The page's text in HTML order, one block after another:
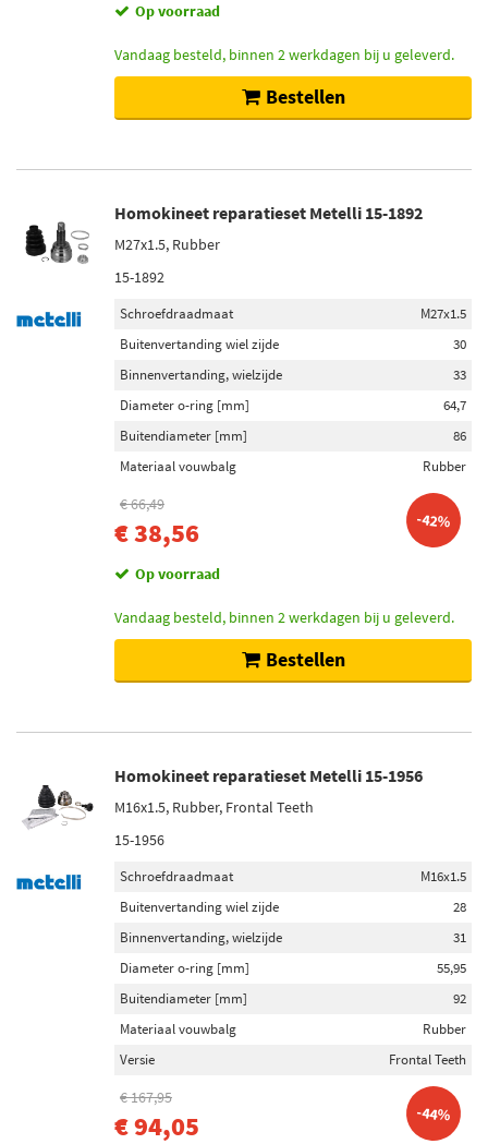
Op voorraad
Vandaag besteld, binnen 2 werkdagen bij u geleverd.
Bestellen
Homokineet reparatieset Metelli 15-1892
M27x1.5, Rubber
15-1892
Schroefdraadmaat
M27x1.5
Buitenvertanding wiel zijde
30
Binnenvertanding, wielzijde
33
Diameter o-ring [mm]
64,7
Buitendiameter [mm]
86
Materiaal vouwbalg
Rubber
€ 66,49
€ 38,56 -42%
Op voorraad
Vandaag besteld, binnen 2 werkdagen bij u geleverd.
Bestellen
Homokineet reparatieset Metelli 15-1956
M16x1.5, Rubber, Frontal Teeth
15-1956
Schroefdraadmaat
M16x1.5
Buitenvertanding wiel zijde
28
Binnenvertanding, wielzijde
31
Diameter o-ring [mm]
55,95
Buitendiameter [mm]
92
Materiaal vouwbalg
Rubber
Versie
Frontal Teeth
€ 167,95
€ 94,05 -44%